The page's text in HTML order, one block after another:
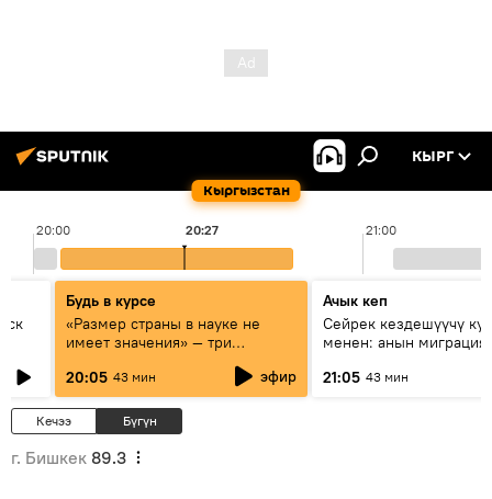
Кыргызстан
КЫРГ
20:00 21:00
20:27
Будь в курсе
«Размер страны в науке не
имеет значения» — три
эксперта о сотрудничестве
России и Кыргызстана в
образовании и исследованиях
20:05 43 мин эфир
Ачык кеп
Сейрек кездешүүчү
менен: анын
21:05 43 мин
Кечээ Бүгүн
г. Бишкек 89.3